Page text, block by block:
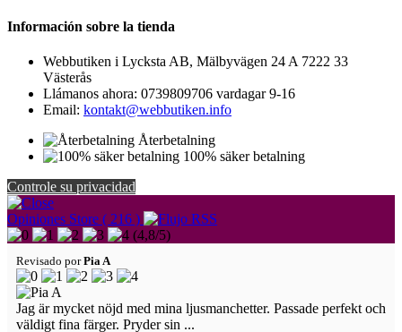
Información sobre la tienda
Webbutiken i Lycksta AB, Mälbyvägen 24 A 7222 33
Västerås
Llámanos ahora: 0739809706 vardagar 9-16
Email: kontakt@webbutiken.info
Återbetalning
100% säker betalning
Controle su privacidad
Opiniones Store ( 216 )
(4,8/5)
Revisado porPia A
Jag är mycket nöjd med mina ljusmanchetter. Passade perfekt och
väldigt fina färger. Pryder sin ...